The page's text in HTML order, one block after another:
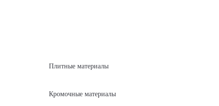
Плитные материалы
Кромочные материалы